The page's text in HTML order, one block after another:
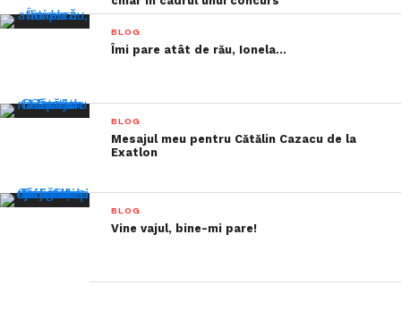
BLOG
Îmi pare atât de rău, Ionela…
BLOG
Mesajul meu pentru Cătălin Cazacu de la
Exatlon
BLOG
Vine vajul, bine-mi pare!